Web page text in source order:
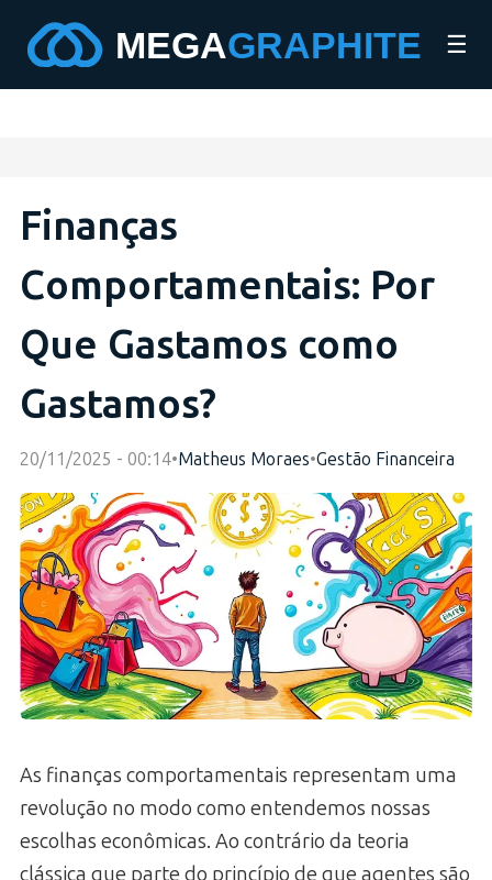
☰
Finanças
Comportamentais: Por
Que Gastamos como
Gastamos?
20/11/2025 - 00:14•Matheus Moraes•Gestão Financeira
As finanças comportamentais representam uma
revolução no modo como entendemos nossas
escolhas econômicas. Ao contrário da teoria
clássica que parte do princípio de que agentes são